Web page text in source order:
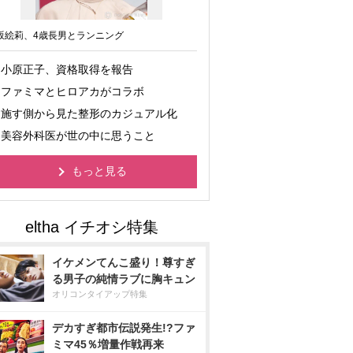
絵莉、4歳長男とランニング
小原正子、資格取得を報告
ファミマとヒロアカがコラボ
施す側から見た整形のカジュアル化
美容外科医が世の中に思うこと
もっと見る
イケメンてんこ盛り！尊すぎ
る男子の純情ラブに胸キュン
オリコンタイアップ特集
デカすぎ都市伝説発生!?ファ
ミマ45％増量作戦再来